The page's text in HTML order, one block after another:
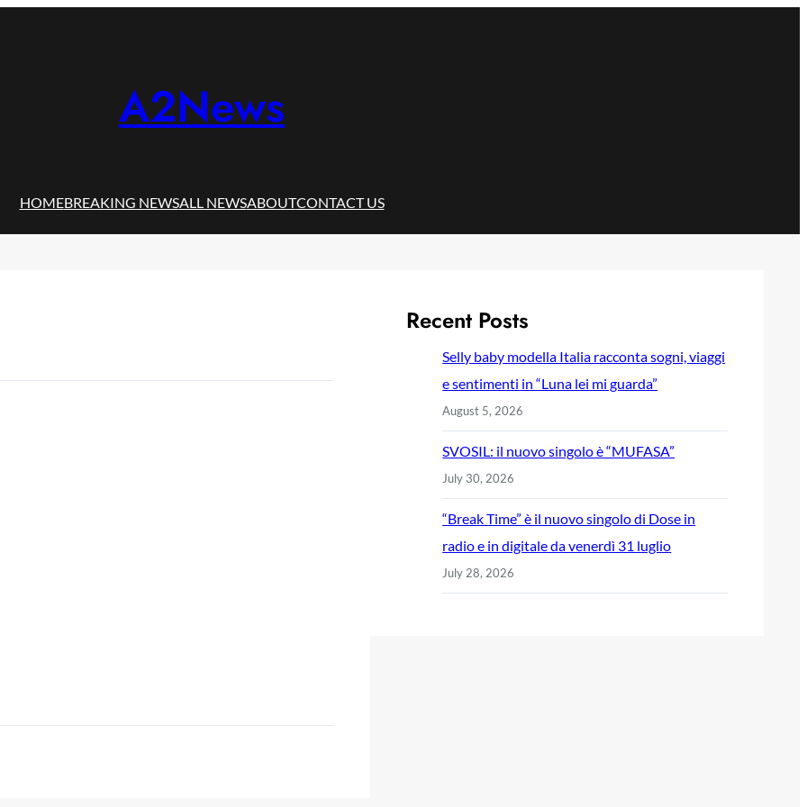
A2News
HOMEBREAKING NEWSALL NEWSABOUTCONTACT US
Recent Posts
Selly baby modella Italia racconta sogni, viaggi
e sentimenti in “Luna lei mi guarda”
August 5, 2026
SVOSIL: il nuovo singolo è “MUFASA”
July 30, 2026
“Break Time” è il nuovo singolo di Dose in
radio e in digitale da venerdì 31 luglio
July 28, 2026